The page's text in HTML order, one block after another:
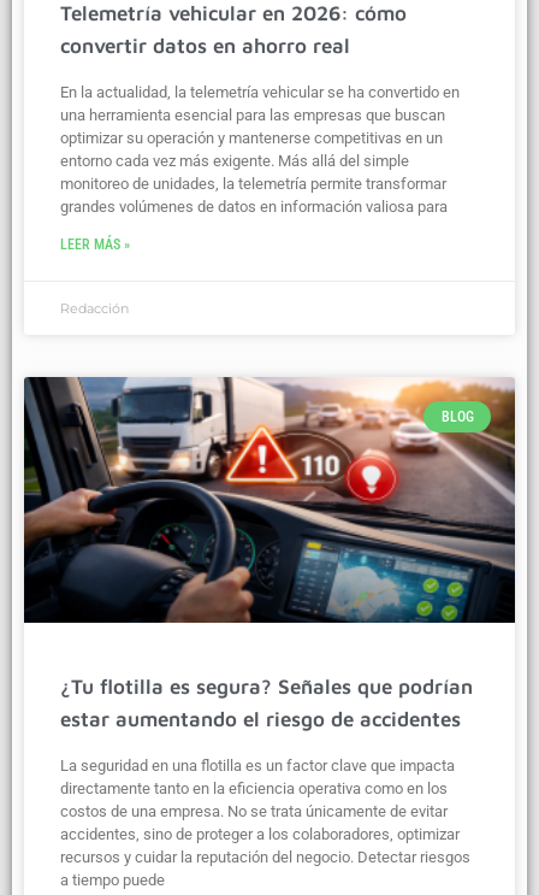
Telemetría vehicular en 2026: cómo
convertir datos en ahorro real
En la actualidad, la telemetría vehicular se ha convertido en
una herramienta esencial para las empresas que buscan
optimizar su operación y mantenerse competitivas en un
entorno cada vez más exigente. Más allá del simple
monitoreo de unidades, la telemetría permite transformar
grandes volúmenes de datos en información valiosa para
LEER MÁS »
Redacción
BLOG
¿Tu flotilla es segura? Señales que podrían
estar aumentando el riesgo de accidentes
La seguridad en una flotilla es un factor clave que impacta
directamente tanto en la eficiencia operativa como en los
costos de una empresa. No se trata únicamente de evitar
accidentes, sino de proteger a los colaboradores, optimizar
recursos y cuidar la reputación del negocio. Detectar riesgos
a tiempo puede